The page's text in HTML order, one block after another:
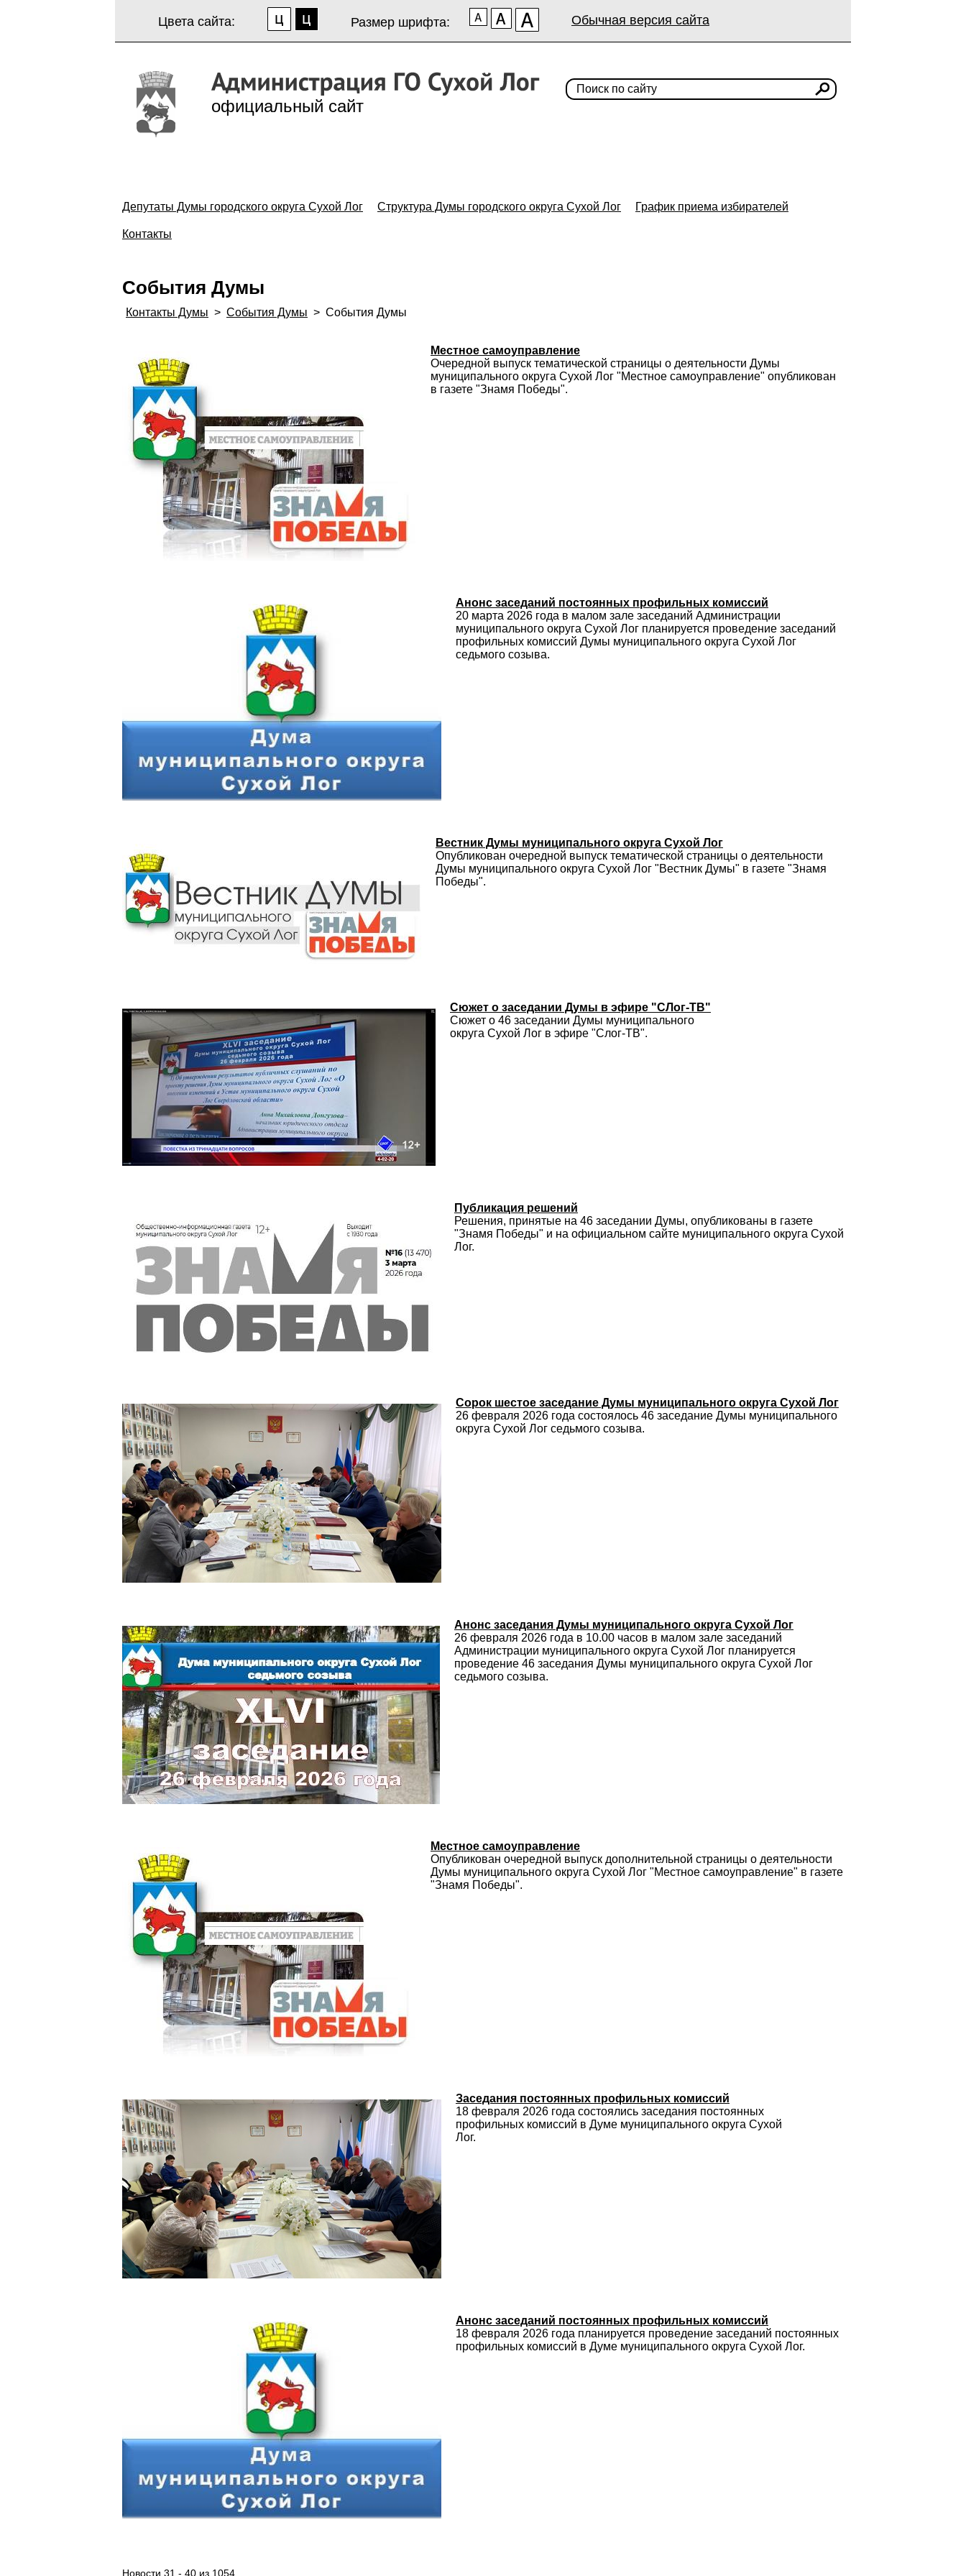
Цвета сайта: Размер шрифта: Обычная версия сайта
официальный сайт
Депутаты Думы городского округа Сухой Лог Структура Думы городского округа Сухой Лог График приема избирателей
Контакты
События Думы
Контакты Думы > События Думы > События Думы
Местное самоуправление
Очередной выпуск тематической страницы о деятельности Думы
муниципального округа Сухой Лог "Местное самоуправление" опубликован
в газете "Знамя Победы".
Анонс заседаний постоянных профильных комиссий
20 марта 2026 года в малом зале заседаний Администрации
муниципального округа Сухой Лог планируется проведение заседаний
профильных комиссий Думы муниципального округа Сухой Лог
седьмого созыва.
Вестник Думы муниципального округа Сухой Лог
Опубликован очередной выпуск тематической страницы о деятельности
Думы муниципального округа Сухой Лог "Вестник Думы" в газете "Знамя
Победы".
Сюжет о заседании Думы в эфире "СЛог-ТВ"
Сюжет о 46 заседании Думы муниципального
округа Сухой Лог в эфире "Слог-ТВ".
Публикация решений
Решения, принятые на 46 заседании Думы, опубликованы в газете
"Знамя Победы" и на официальном сайте муниципального округа Сухой
Лог.
Сорок шестое заседание Думы муниципального округа Сухой Лог
26 февраля 2026 года состоялось 46 заседание Думы муниципального
округа Сухой Лог седьмого созыва.
Анонс заседания Думы муниципального округа Сухой Лог
26 февраля 2026 года в 10.00 часов в малом зале заседаний
Администрации муниципального округа Сухой Лог планируется
проведение 46 заседания Думы муниципального округа Сухой Лог
седьмого созыва.
Местное самоуправление
Опубликован очередной выпуск дополнительной страницы о деятельности
Думы муниципального округа Сухой Лог "Местное самоуправление" в газете
"Знамя Победы".
Заседания постоянных профильных комиссий
18 февраля 2026 года состоялись заседания постоянных
профильных комиссий в Думе муниципального округа Сухой
Лог.
Анонс заседаний постоянных профильных комиссий
18 февраля 2026 года планируется проведение заседаний постоянных
профильных комиссий в Думе муниципального округа Сухой Лог.
Новости 31 - 40 из 1054